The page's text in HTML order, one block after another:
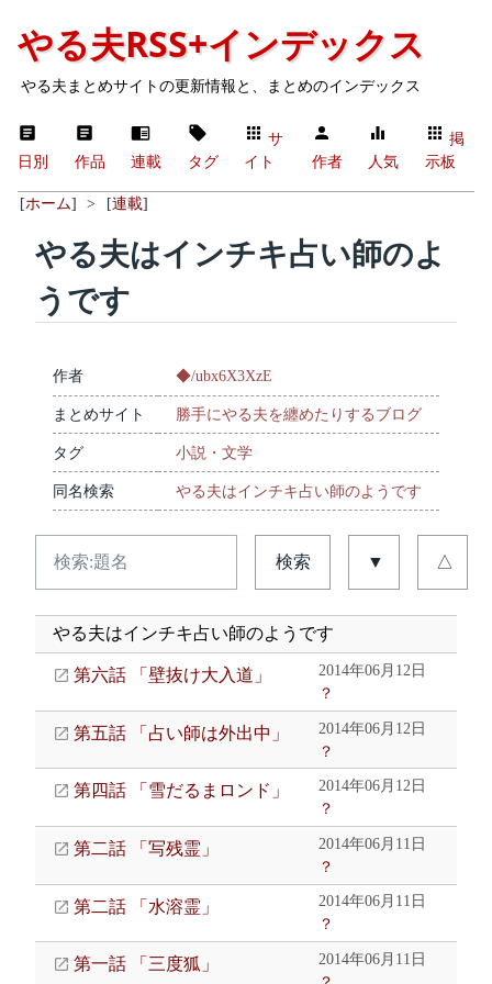
やる夫RSS+インデックス
やる夫まとめサイトの更新情報と、まとめのインデックス
日別 作品 連載 タグ
サ
イト
作者 人気
掲
示板
[ホーム] > [連載]
やる夫はインチキ占い師のよ
うです
作者 ◆/ubx6X3XzE
まとめサイト 勝手にやる夫を纏めたりするブログ
タグ 小説・文学
同名検索 やる夫はインチキ占い師のようです
検索 ▼ △
やる夫はインチキ占い師のようです
第六話 「壁抜け大入道」
2014年06月12日
？
第五話 「占い師は外出中」
2014年06月12日
？
第四話 「雪だるまロンド」
2014年06月12日
？
第二話 「写残霊」
2014年06月11日
？
第二話 「水溶霊」
2014年06月11日
？
第一話 「三度狐」
2014年06月11日